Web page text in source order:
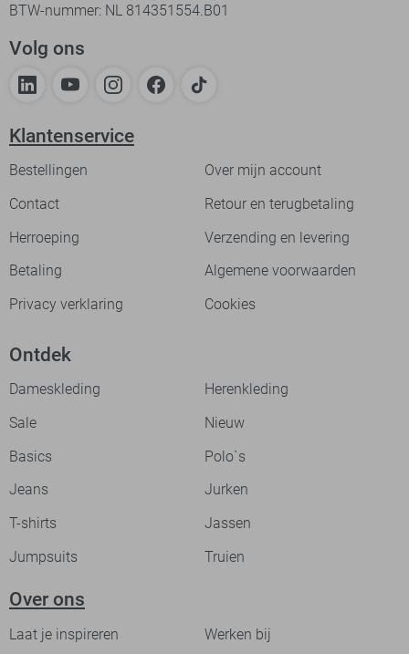
BTW-nummer: NL 814351554.B01
Volg ons
Klantenservice
Bestellingen
Over mijn account
Contact
Retour en terugbetaling
Herroeping
Verzending en levering
Betaling
Algemene voorwaarden
Privacy verklaring
Cookies
Ontdek
Dameskleding
Herenkleding
Sale
Nieuw
Basics
Polo`s
Jeans
Jurken
T-shirts
Jassen
Jumpsuits
Truien
Over ons
Laat je inspireren Werken bij